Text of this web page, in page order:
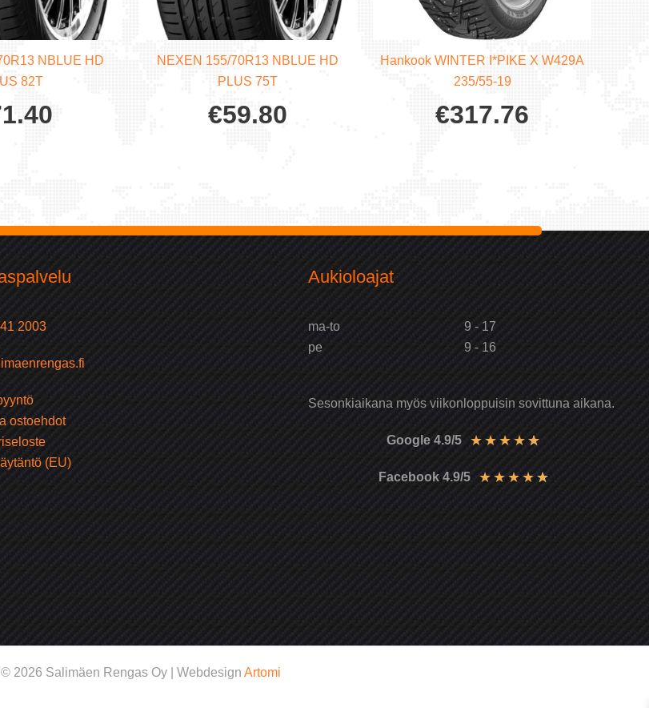
NBLUE HD
82T
NEXEN 155/70R13 NBLUE HD
PLUS 75T
€59.80
Hankook WINTER I*PIKE X W429A
235/55-19
€317.76
2003
ostoehdot
(EU)
Aukioloajat
ma-to
9 - 17
pe
9 - 16
Sesonkiaikana myös viikonloppuisin sovittuna aikana.
Google 4.9/5 ★ ★ ★ ★ ★
Facebook 4.9/5 ★ ★ ★ ★ ★
2026 Salimäen Rengas Oy | Webdesign Artomi